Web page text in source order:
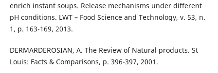
enrich instant soups. Release mechanisms under different
pH conditions. LWT – Food Science and Technology, v. 53, n.
1, p. 163-169, 2013.
DERMARDEROSIAN, A. The Review of Natural products. St
Louis: Facts & Comparisons, p. 396-397, 2001.